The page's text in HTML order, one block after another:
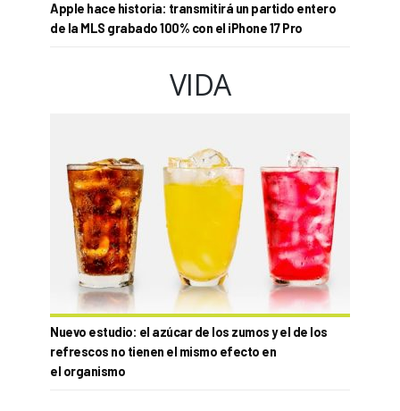
Apple hace historia: transmitirá un partido entero
de la MLS grabado 100% con el iPhone 17 Pro
VIDA
Nuevo estudio: el azúcar de los zumos y el de los
refrescos no tienen el mismo efecto en
el organismo